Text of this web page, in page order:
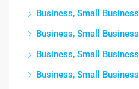
Business, Small Business
Business, Small Business
Business, Small Business
Business, Small Business